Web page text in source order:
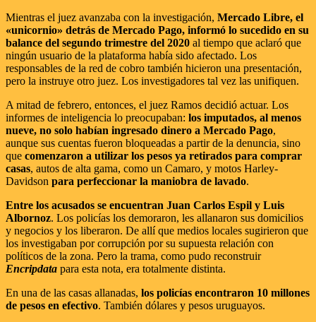
Mientras el juez avanzaba con la investigación, Mercado Libre, el
«unicornio» detrás de Mercado Pago, informó lo sucedido en su
balance del segundo trimestre del 2020 al tiempo que aclaró que
ningún usuario de la plataforma había sido afectado. Los
responsables de la red de cobro también hicieron una presentación,
pero la instruye otro juez. Los investigadores tal vez las unifiquen.
A mitad de febrero, entonces, el juez Ramos decidió actuar. Los
informes de inteligencia lo preocupaban: los imputados, al menos
nueve, no solo habían ingresado dinero a Mercado Pago,
aunque sus cuentas fueron bloqueadas a partir de la denuncia, sino
que comenzaron a utilizar los pesos ya retirados para comprar
casas, autos de alta gama, como un Camaro, y motos Harley-
Davidson para perfeccionar la maniobra de lavado.
Entre los acusados se encuentran Juan Carlos Espil y Luis
Albornoz. Los policías los demoraron, les allanaron sus domicilios
y negocios y los liberaron. De allí que medios locales sugirieron que
los investigaban por corrupción por su supuesta relación con
políticos de la zona. Pero la trama, como pudo reconstruir
Encripdata para esta nota, era totalmente distinta.
En una de las casas allanadas, los policías encontraron 10 millones
de pesos en efectivo. También dólares y pesos uruguayos.